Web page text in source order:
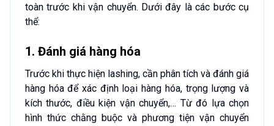
toàn trước khi vận chuyển. Dưới đây là các bước cụ
thể:
1. Đánh giá hàng hóa
Trước khi thực hiện lashing, cần phân tích và đánh giá
hàng hóa để xác định loại hàng hóa, trọng lượng và
kích thước, điều kiện vận chuyển,… Từ đó lựa chọn
hình thức chằng buộc và phương tiện vận chuyển